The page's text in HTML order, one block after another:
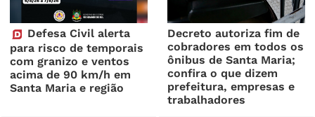
Defesa Civil alerta
para risco de temporais
com granizo e ventos
acima de 90 km/h em
Santa Maria e região
Decreto autoriza fim de
cobradores em todos os
ônibus de Santa Maria;
confira o que dizem
prefeitura, empresas e
trabalhadores